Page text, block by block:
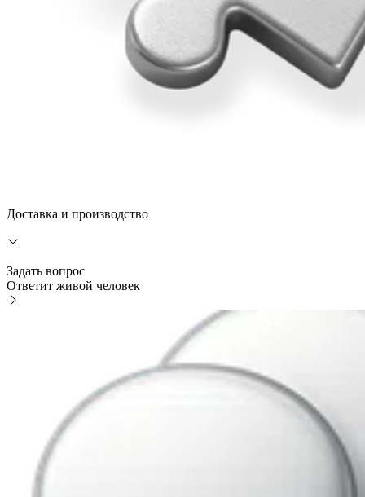
Доставка и производство
Задать вопрос
Ответит живой человек